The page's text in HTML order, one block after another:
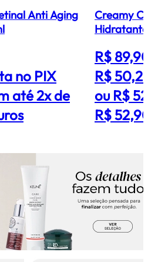
Anti Aging
no PIX
até 2x de
Creamy
Hidratante
R$ 89,90
R$ 50,26
ou R$
R$ 52,90